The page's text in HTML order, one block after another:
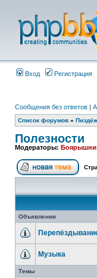
Вход Регистрация
Сообщения без ответов |
Список форумов »
Полезности
Модераторы:
Объявления
Музыка
Темы